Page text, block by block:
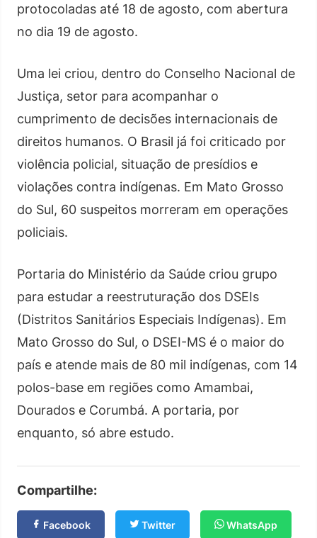
protocoladas até 18 de agosto, com abertura
no dia 19 de agosto.
Uma lei criou, dentro do Conselho Nacional de
Justiça, setor para acompanhar o
cumprimento de decisões internacionais de
direitos humanos. O Brasil já foi criticado por
violência policial, situação de presídios e
violações contra indígenas. Em Mato Grosso
do Sul, 60 suspeitos morreram em operações
policiais.
Portaria do Ministério da Saúde criou grupo
para estudar a reestruturação dos DSEIs
(Distritos Sanitários Especiais Indígenas). Em
Mato Grosso do Sul, o DSEI-MS é o maior do
país e atende mais de 80 mil indígenas, com 14
polos-base em regiões como Amambai,
Dourados e Corumbá. A portaria, por
enquanto, só abre estudo.
Compartilhe:
Facebook Twitter WhatsApp